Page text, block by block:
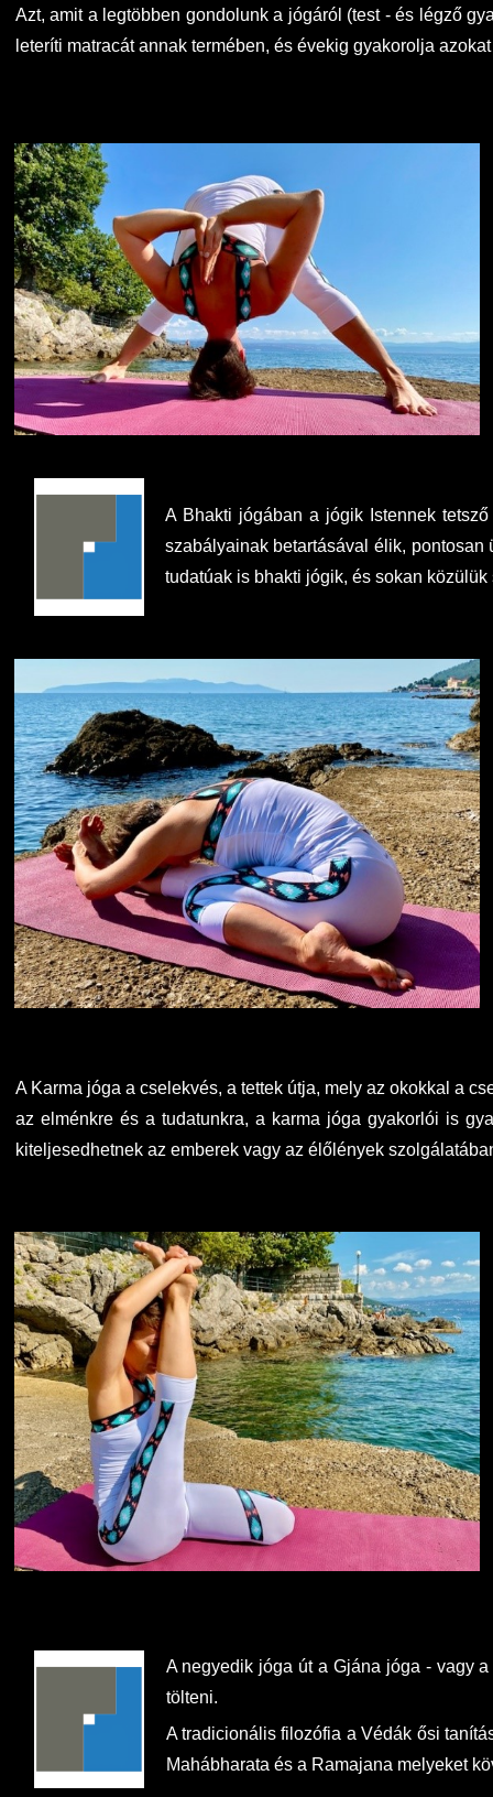
Azt, amit a legtöbben gondolunk a jógáról (test - és légző
leteríti matracát annak termében, és évekig gyakorolja
A Bhakti jógában a jógik Istennek
szabályainak betartásával élik,
tudatúak is bhakti jógik, és sokan
A Karma jóga a cselekvés, a tettek útja, mely az okokkal a
az elménkre és a tudatunkra, a karma jóga gyakorlói is
kiteljesedhetnek az emberek vagy az élőlények
A negyedik jóga út a Gjána jóga - vagy
tölteni.
A tradicionális filozófia a Védák ősi
Mahábharata és a Ramajana melyeket